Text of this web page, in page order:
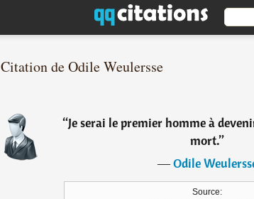
Citation de Odile Weulersse
“Je serai le premier homme à
mort.”
―Odile
Source: